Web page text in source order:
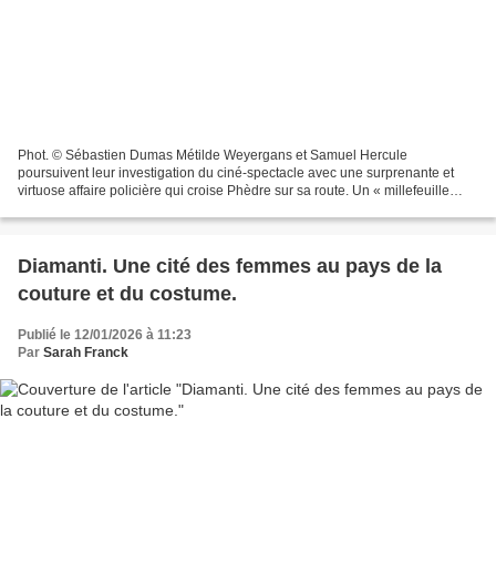
Phot. © Sébastien Dumas Métilde Weyergans et Samuel Hercule
poursuivent leur investigation du ciné-spectacle avec une surprenante et
virtuose affaire policière qui croise Phèdre sur sa route. Un « millefeuille
Diamanti. Une cité des femmes au pays de la
couture et du costume.
Publié le 12/01/2026 à 11:23
Par Sarah Franck